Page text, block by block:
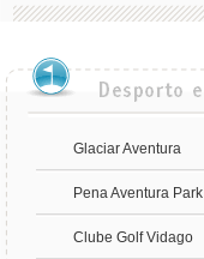
Glaciar Aventura
Pena Aventura Park
Clube Golf Vidago